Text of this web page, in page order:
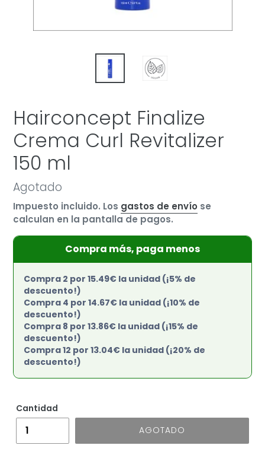
Hairconcept Finalize
Crema Curl Revitalizer
150 ml
Precio
habitual
Agotado
Impuesto incluido. Los gastos de envío se
calculan en la pantalla de pagos.
Compra más, paga menos
Compra 2 por 15.49€ la unidad (¡5% de
descuento!)
Compra 4 por 14.67€ la unidad (¡10% de
descuento!)
Compra 8 por 13.86€ la unidad (¡15% de
descuento!)
Compra 12 por 13.04€ la unidad (¡20% de
descuento!)
Cantidad
AGOTADO